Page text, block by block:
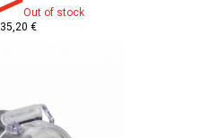
Out of stock
35,20 €